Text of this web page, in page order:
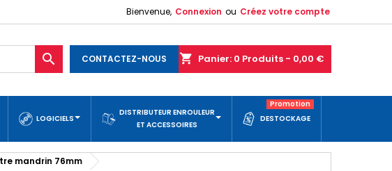
Bienvenue, Connexion ou Créez votre compte
shopping_cart Panier: 0 Produits - 0,00 €
CONTACTEZ-NOUS

LOGICIELS
DISTRIBUTEUR ENROULEUR
ET ACCESSOIRES
DESTOCKAGE
Promotion
mandrin 76mm